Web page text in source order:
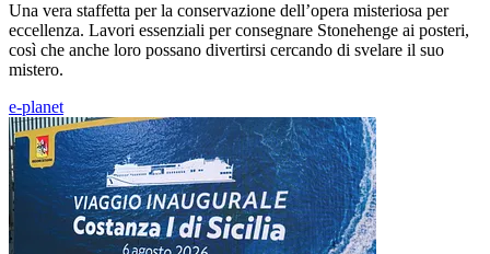
Una vera staffetta per la conservazione dell’opera misteriosa per
eccellenza. Lavori essenziali per consegnare Stonehenge ai posteri,
così che anche loro possano divertirsi cercando di svelare il suo
mistero.
e-planet